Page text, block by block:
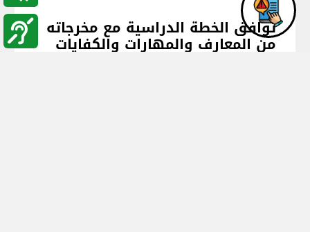
توافق الخطة الدراسية مع مخرجاته
من المعارف والمهارات والكفايات